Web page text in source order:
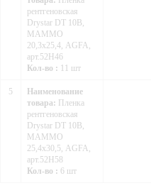
рентгеновская
Drystar DT 10B,
MAMMO
20,3х25,4, AGFA,
арт.52H46
Кол-во : 11 шт
5
Наименование
товара: Пленка
рентгеновская
Drystar DT 10B,
MAMMO
25,4х30,5, AGFA,
арт.52H58
Кол-во : 6 шт